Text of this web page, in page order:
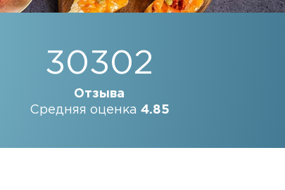
30302
Отзыва
Средняя оценка 4.85